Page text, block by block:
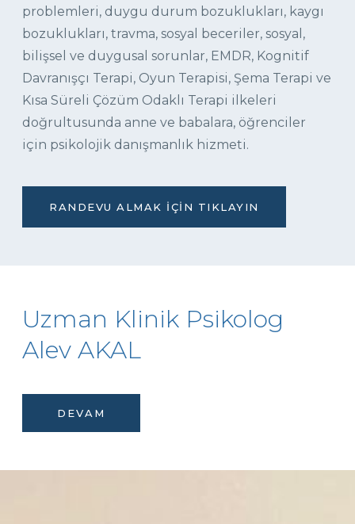
problemleri, duygu durum bozuklukları, kaygı
bozuklukları, travma, sosyal beceriler, sosyal,
bilişsel ve duygusal sorunlar, EMDR, Kognitif
Davranışçı Terapi, Oyun Terapisi, Şema Terapi ve
Kısa Süreli Çözüm Odaklı Terapi ilkeleri
doğrultusunda anne ve babalara, öğrenciler
için psikolojik danışmanlık hizmeti.
RANDEVU ALMAK İÇIN TIKLAYIN
Uzman Klinik Psikolog
Alev AKAL
DEVAM